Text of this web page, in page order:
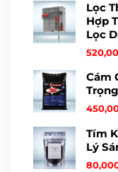
Lọc
Hợp
Lọc
Cám
Tím
Lý